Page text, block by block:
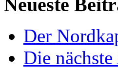
Neueste
Der
Die